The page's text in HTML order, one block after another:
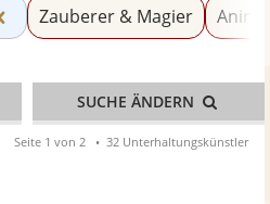
Kategorie «Gedankenleser»
Zauberer & Magier
SUCHE ÄNDERN
Seite 1 von 2 32 Unterhaltungskünstler